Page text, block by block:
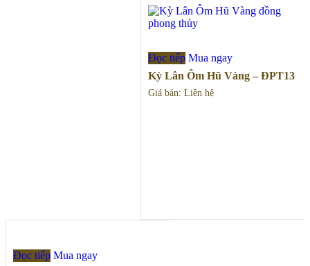
Đọc tiếp Mua ngay
Kỳ Lân Ôm Hũ Vàng – ĐPT13
Giá bán: Liên hệ
Đọc tiếp Mua ngay